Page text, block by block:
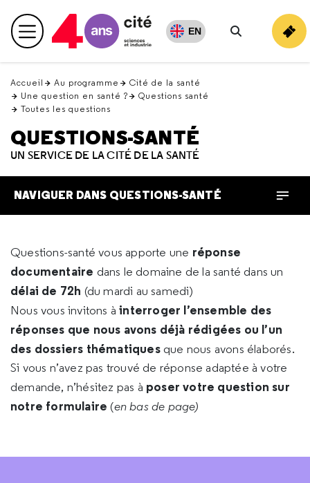
en
haut Menu principal EN
Rechercher
Accueil Au programme
Cité de la santé
Une question en santé ?
Questions santé
Toutes les questions
QUESTIONS-SANTÉ
UN SERVICE DE LA CITÉ DE LA SANTÉ
NAVIGUER DANS QUESTIONS-SANTÉ
Questions-santé vous apporte une réponse
documentaire dans le domaine de la santé dans un
délai de 72h (du mardi au samedi)
Nous vous invitons àinterroger l’ensemble des
réponses que nous avons déjà rédigées ou l’un
des dossiers thématiques que nous avons élaborés.
Si vous n’avez pas trouvé de réponse adaptée à votre
demande, n’hésitez pas à poser votre question sur
notre formulaire (en bas de page)